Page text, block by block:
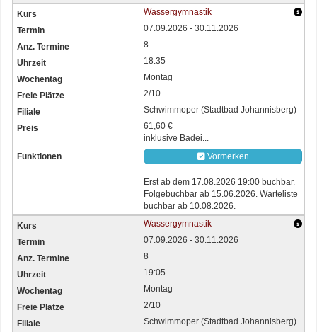
Wassergymnastik
07.09.2026 - 30.11.2026
8
18:35
Montag
2/10
Schwimmoper (Stadtbad Johannisberg)
61,60 €
inklusive Badei...
Vormerken
Erst ab dem 17.08.2026 19:00 buchbar.
Folgebuchbar ab 15.06.2026. Warteliste
buchbar ab 10.08.2026.
Wassergymnastik
07.09.2026 - 30.11.2026
8
19:05
Montag
2/10
Schwimmoper (Stadtbad Johannisberg)